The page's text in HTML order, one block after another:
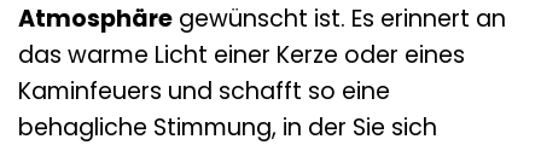
Atmosphäre gewünscht ist. Es erinnert an
das warme Licht einer Kerze oder eines
Kaminfeuers und schafft so eine
behagliche Stimmung, in der Sie sich